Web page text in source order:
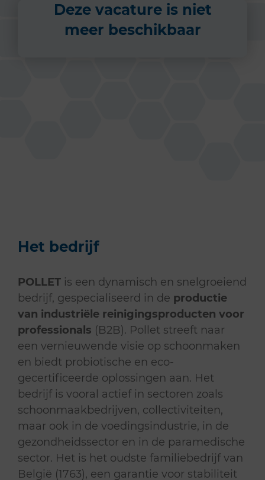
Deze vacature is niet
meer beschikbaar
Het bedrijf
POLLET is een dynamisch en snelgroeiend
bedrijf, gespecialiseerd in de productie
van industriële reinigingsproducten voor
professionals (B2B). Pollet streeft naar
een vernieuwende visie op schoonmaken
en biedt probiotische en eco-
gecertificeerde oplossingen aan. Het
bedrijf is vooral actief in sectoren zoals
schoonmaakbedrijven, collectiviteiten,
maar ook in de voedingsindustrie, in de
gezondheidssector en in de paramedische
sector. Het is het oudste familiebedrijf van
België (1763), een garantie voor stabiliteit